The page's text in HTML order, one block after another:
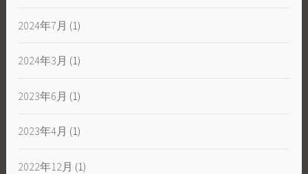
2024年7月 (1)
2024年3月 (1)
2023年6月 (1)
2023年4月 (1)
2022年12月 (1)